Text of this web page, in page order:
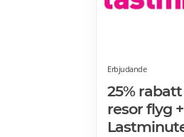
Erbjudande
25%
resor flyg